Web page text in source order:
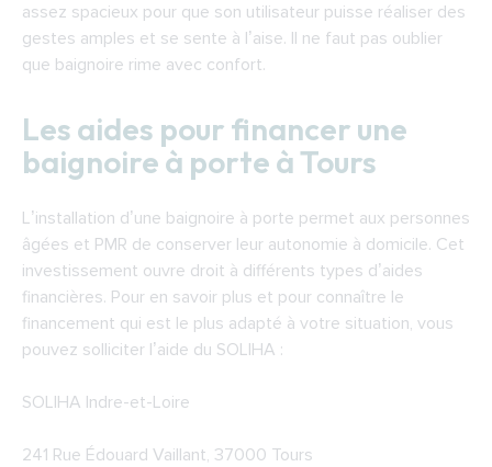
assez spacieux pour que son utilisateur puisse réaliser des
gestes amples et se sente à l’aise. Il ne faut pas oublier
que baignoire rime avec confort.
Les aides pour financer une
baignoire à porte à Tours
L’installation d’une baignoire à porte permet aux personnes
âgées et PMR de conserver leur autonomie à domicile. Cet
investissement ouvre droit à différents types d’aides
financières. Pour en savoir plus et pour connaître le
financement qui est le plus adapté à votre situation, vous
pouvez solliciter l’aide du SOLIHA :
SOLIHA Indre-et-Loire
241 Rue Édouard Vaillant, 37000 Tours